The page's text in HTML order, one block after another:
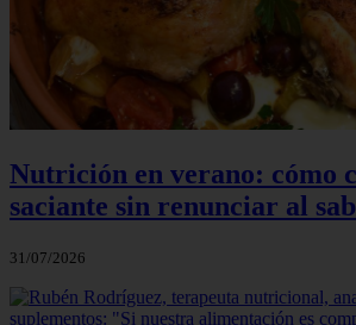
Nutrición en verano: cómo
saciante sin renunciar al
31/07/2026